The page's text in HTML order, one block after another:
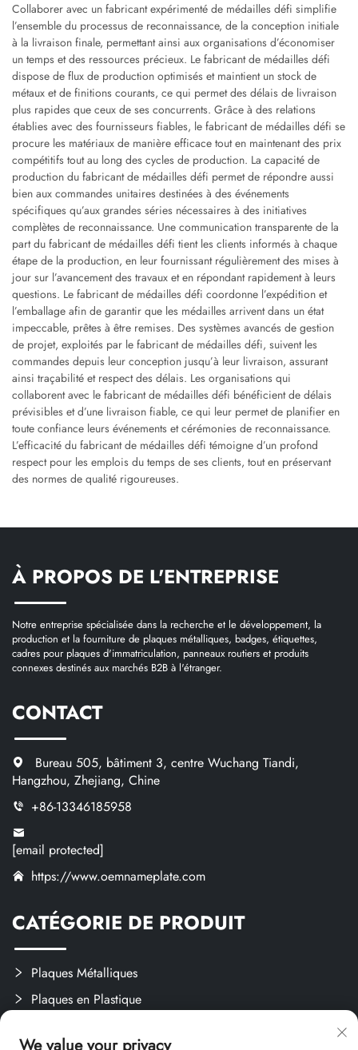
Collaborer avec un fabricant expérimenté de médailles défi simplifie
l’ensemble du processus de reconnaissance, de la conception initiale
à la livraison finale, permettant ainsi aux organisations d’économiser
un temps et des ressources précieux. Le fabricant de médailles défi
dispose de flux de production optimisés et maintient un stock de
métaux et de finitions courants, ce qui permet des délais de livraison
plus rapides que ceux de ses concurrents. Grâce à des relations
établies avec des fournisseurs fiables, le fabricant de médailles défi se
procure les matériaux de manière efficace tout en maintenant des prix
compétitifs tout au long des cycles de production. La capacité de
production du fabricant de médailles défi permet de répondre aussi
bien aux commandes unitaires destinées à des événements
spécifiques qu’aux grandes séries nécessaires à des initiatives
complètes de reconnaissance. Une communication transparente de la
part du fabricant de médailles défi tient les clients informés à chaque
étape de la production, en leur fournissant régulièrement des mises à
jour sur l’avancement des travaux et en répondant rapidement à leurs
questions. Le fabricant de médailles défi coordonne l’expédition et
l’emballage afin de garantir que les médailles arrivent dans un état
impeccable, prêtes à être remises. Des systèmes avancés de gestion
de projet, exploités par le fabricant de médailles défi, suivent les
commandes depuis leur conception jusqu’à leur livraison, assurant
ainsi traçabilité et respect des délais. Les organisations qui
collaborent avec le fabricant de médailles défi bénéficient de délais
prévisibles et d’une livraison fiable, ce qui leur permet de planifier en
toute confiance leurs événements et cérémonies de reconnaissance.
L’efficacité du fabricant de médailles défi témoigne d’un profond
respect pour les emplois du temps de ses clients, tout en préservant
des normes de qualité rigoureuses.
À PROPOS DE L'ENTREPRISE
Notre entreprise spécialisée dans la recherche et le développement, la
production et la fourniture de plaques métalliques, badges, étiquettes,
cadres pour plaques d'immatriculation, panneaux routiers et produits
connexes destinés aux marchés B2B à l'étranger.
CONTACT
Bureau 505, bâtiment 3, centre Wuchang Tiandi,
Hangzhou, Zhejiang, Chine
+86-13346185958
[email protected]
https://www.oemnameplate.com
CATÉGORIE DE PRODUIT
Plaques Métalliques
Plaques en Plastique